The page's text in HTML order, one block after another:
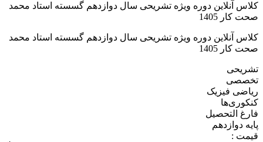
کلاس آنلاین دوره ویژه تشریحی سال دوازدهم گسسته استاد محمد
صحت کار 1405
کلاس آنلاین دوره ویژه تشریحی سال دوازدهم گسسته استاد محمد
صحت کار 1405
⁧تشریحی⁩
⁧تخصصی⁩
⁧ریاضی فیزیک⁩
⁧کنکوری‌ها⁩
⁧فارغ التحصیل⁩
⁧پایه دوازدهم⁩
قیمت :